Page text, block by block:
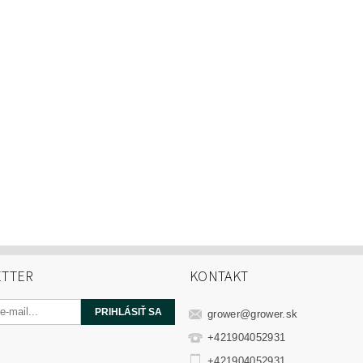
KONTAKT
grower@grower.sk
+421904052931